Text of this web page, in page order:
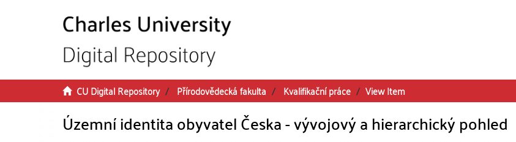
CU Digital Repository Přírodovědecká fakulta Kvalifikační práce View Item
Územní identita obyvatel Česka - vývojový a hierarchický pohled